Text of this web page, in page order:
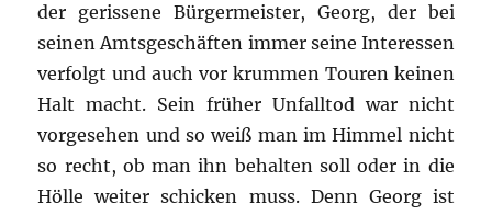
der gerissene Bürgermeister, Georg, der bei
seinen Amtsgeschäften immer seine Interessen
verfolgt und auch vor krummen Touren keinen
Halt macht. Sein früher Unfalltod war nicht
vorgesehen und so weiß man im Himmel nicht
so recht, ob man ihn behalten soll oder in die
Hölle weiter schicken muss. Denn Georg ist